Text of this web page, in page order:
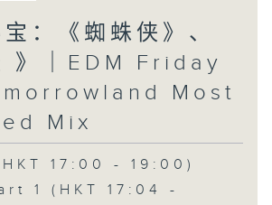
：《蜘蛛侠》、
》｜EDM Friday
Most
Mix
17:00 - 19:00)
1 (HKT 17:04 -